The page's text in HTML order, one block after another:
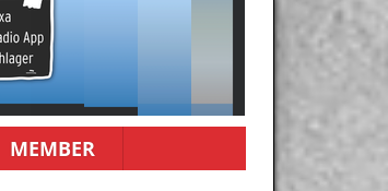
MEMBER